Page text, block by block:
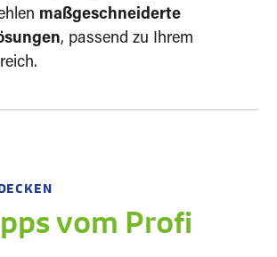
maßgeschneiderte
, passend zu Ihrem
vom Profi